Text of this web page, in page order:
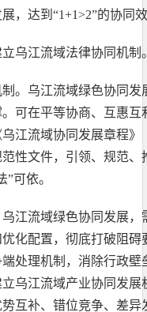
，达到“1+1>2”的协同
乌江流域法律协同机制
。乌江流域绿色协同
可在平等协商、互惠
江流域协同发展章程
性文件，引领、规范
可依。
江流域绿色协同发展
化配置，彻底打破阻
处理机制，消除行政
乌江流域产业协同发
互补、错位竞争、差